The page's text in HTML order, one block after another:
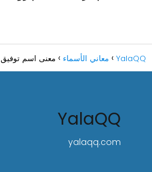
YalaQQ معاني الأسماء معنى اسم توفيق
YalaQQ
yalaqq.com